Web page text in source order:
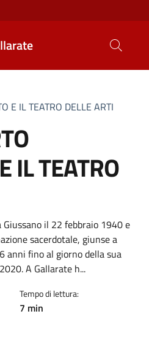
E IL TEATRO DELLE ARTI
IL TEATRO
il 22 febbraio 1940 e
sacerdotale, giunse a
anni fino al giorno della sua
A Gallarate h...
Tempo di lettura:
7 min